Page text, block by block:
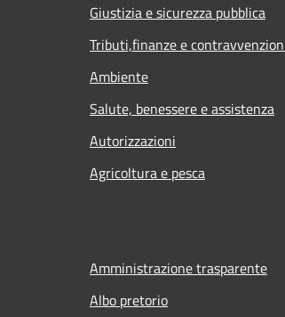
Giustizia e sicurezza pubblica
Tributi,finanze e
Ambiente
Salute, benessere e assistenza
Autorizzazioni
Agricoltura e pesca
Amministrazione trasparente
Albo pretorio